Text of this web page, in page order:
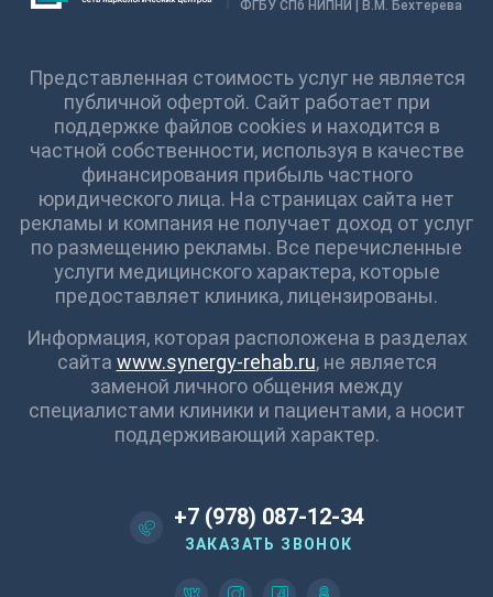
ФГБУ СПб НИПНИ | В.М. Бехтерева
Представленная стоимость услуг не является
публичной офертой. Сайт работает при
поддержке файлов cookies и находится в
частной собственности, используя в качестве
финансирования прибыль частного
юридического лица. На страницах сайта нет
рекламы и компания не получает доход от услуг
по размещению рекламы. Все перечисленные
услуги медицинского характера, которые
предоставляет клиника, лицензированы.
Информация, которая расположена в разделах
сайта www.synergy-rehab.ru, не является
заменой личного общения между
специалистами клиники и пациентами, а носит
поддерживающий характер.
+7 (978) 087-12-34
ЗАКАЗАТЬ ЗВОНОК